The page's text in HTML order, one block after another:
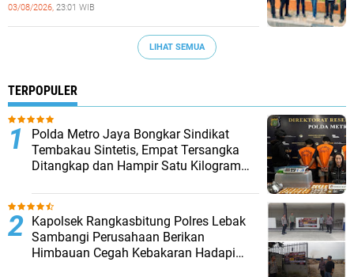
03/08/2026, 23:01 WIB
LIHAT SEMUA
TERPOPULER
‎Polda Metro Jaya Bongkar Sindikat
Tembakau Sintetis, Empat Tersangka
Ditangkap dan Hampir Satu Kilogram
Kapolsek Rangkasbitung Polres Lebak
Sambangi Perusahaan Berikan
Himbauan Cegah Kebakaran Hadapi